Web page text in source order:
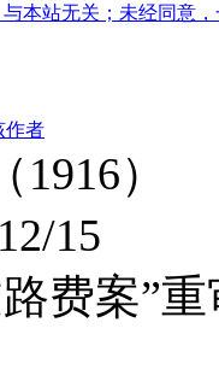
本站无关；未经同意
作者
）
15
费案”